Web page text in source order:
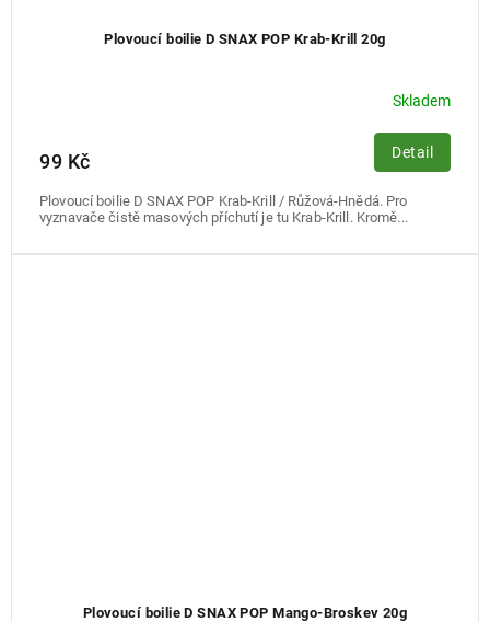
Plovoucí boilie D SNAX POP Krab-Krill 20g
Skladem
99 Kč Detail
Plovoucí boilie D SNAX POP Krab-Krill / Růžová-Hnědá. Pro
vyznavače čistě masových příchutí je tu Krab-Krill. Kromě...
Plovoucí boilie D SNAX POP Mango-Broskev 20g